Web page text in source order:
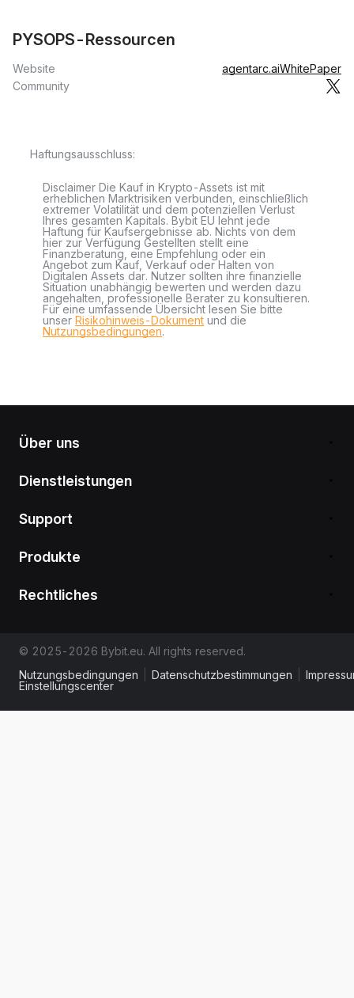
PYSOPS-Ressourcen
Website agentarc.aiWhitePaper
Community
Haftungsausschluss:
Disclaimer Die Kauf in Krypto-Assets ist mit
erheblichen Marktrisiken verbunden, einschließlich
extremer Volatilität und dem potenziellen Verlust
Ihres gesamten Kapitals. Bybit EU lehnt jede
Haftung für Kaufsergebnisse ab. Nichts von dem
hier zur Verfügung Gestellten stellt eine
Finanzberatung, eine Empfehlung oder ein
Angebot zum Kauf, Verkauf oder Halten von
Digitalen Assets dar. Nutzer sollten ihre finanzielle
Situation unabhängig bewerten und werden dazu
angehalten, professionelle Berater zu konsultieren.
Für eine umfassende Übersicht lesen Sie bitte
unser Risikohinweis-Dokument und die
Nutzungsbedingungen.
Über uns
Dienstleistungen
Support
Produkte
Rechtliches
© 2025-2026 Bybit.eu. All rights reserved.
Nutzungsbedingungen
Datenschutzbestimmungen
Einstellungscenter